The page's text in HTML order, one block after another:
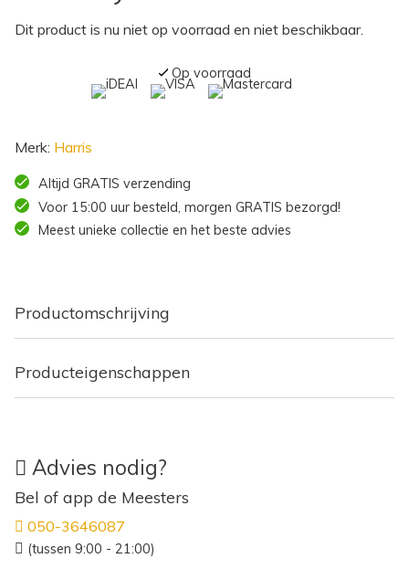
Dit product is nu niet op voorraad en niet beschikbaar.
Op voorraad
Merk: Harris
Altijd GRATIS verzending
Voor 15:00 uur besteld, morgen GRATIS bezorgd!
Meest unieke collectie en het beste advies
Productomschrijving
Producteigenschappen
Advies nodig?
Bel of app de Meesters
050-3646087
(tussen 9:00 - 21:00)